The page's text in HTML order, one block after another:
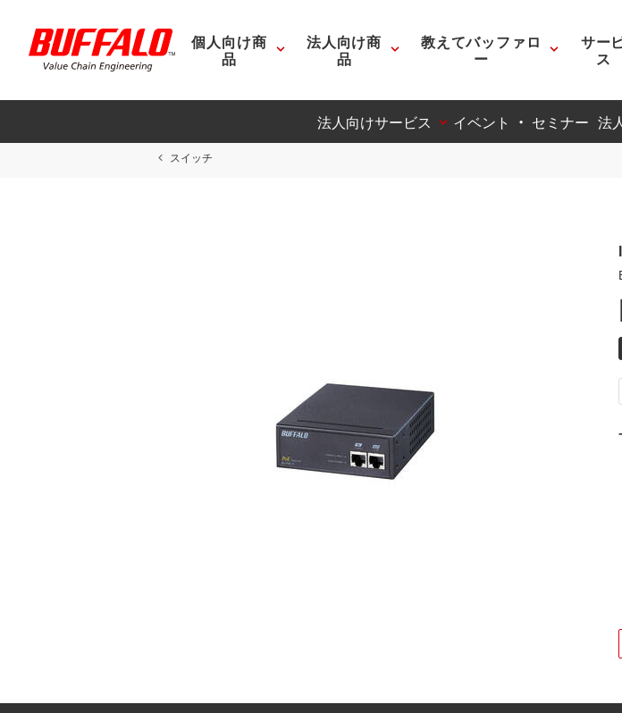
個人向け商
品
法人向け商
品
教えてバッファロ
ー
サー
ス
法人向けサービス イベント ・ セミナー 法
スイッチ
-